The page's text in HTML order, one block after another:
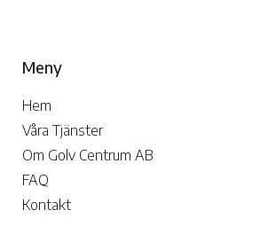
Meny
Hem
Våra Tjänster
Om Golv Centrum AB
FAQ
Kontakt